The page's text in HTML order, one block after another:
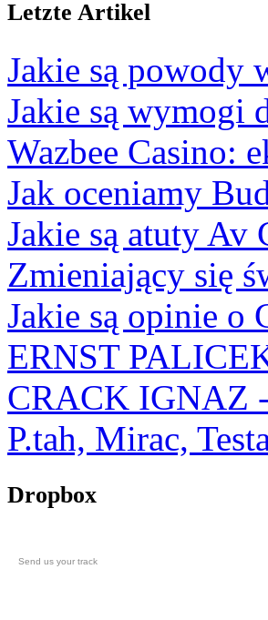
Letzte Artikel
Jakie są powody
Jakie są wymogi
Wazbee Casino:
Jak oceniamy
Jakie są atuty Av
Zmieniający się
Jakie są opinie o
ERNST
CRACK IGNAZ
P.tah, Mirac,
Dropbox
Send us your track